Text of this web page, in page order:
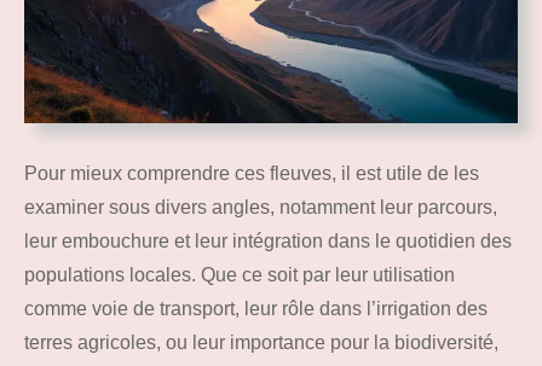
Pour mieux comprendre ces fleuves, il est utile de les
examiner sous divers angles, notamment leur parcours,
leur embouchure et leur intégration dans le quotidien des
populations locales. Que ce soit par leur utilisation
comme voie de transport, leur rôle dans l’irrigation des
terres agricoles, ou leur importance pour la biodiversité,